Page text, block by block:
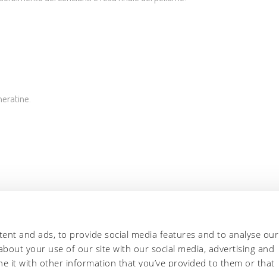
and ads, to provide social media features and to analyse our
your use of our site with our social media, advertising and
it with other information that you’ve provided to them or that